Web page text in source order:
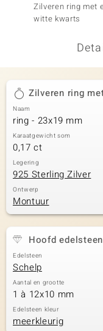
Zilveren ring met
witte kwarts
Zilveren ring
Naam
ring - 23x19 mm
Karaatgewicht som
0,17 ct
Legering
925 Sterling Zilver
Ontwerp
Montuur
Hoofd edelsteen
Edelsteen
Schelp
Aantal en grootte
1 à 12x10 mm
Edelsteen kleur
meerkleurig